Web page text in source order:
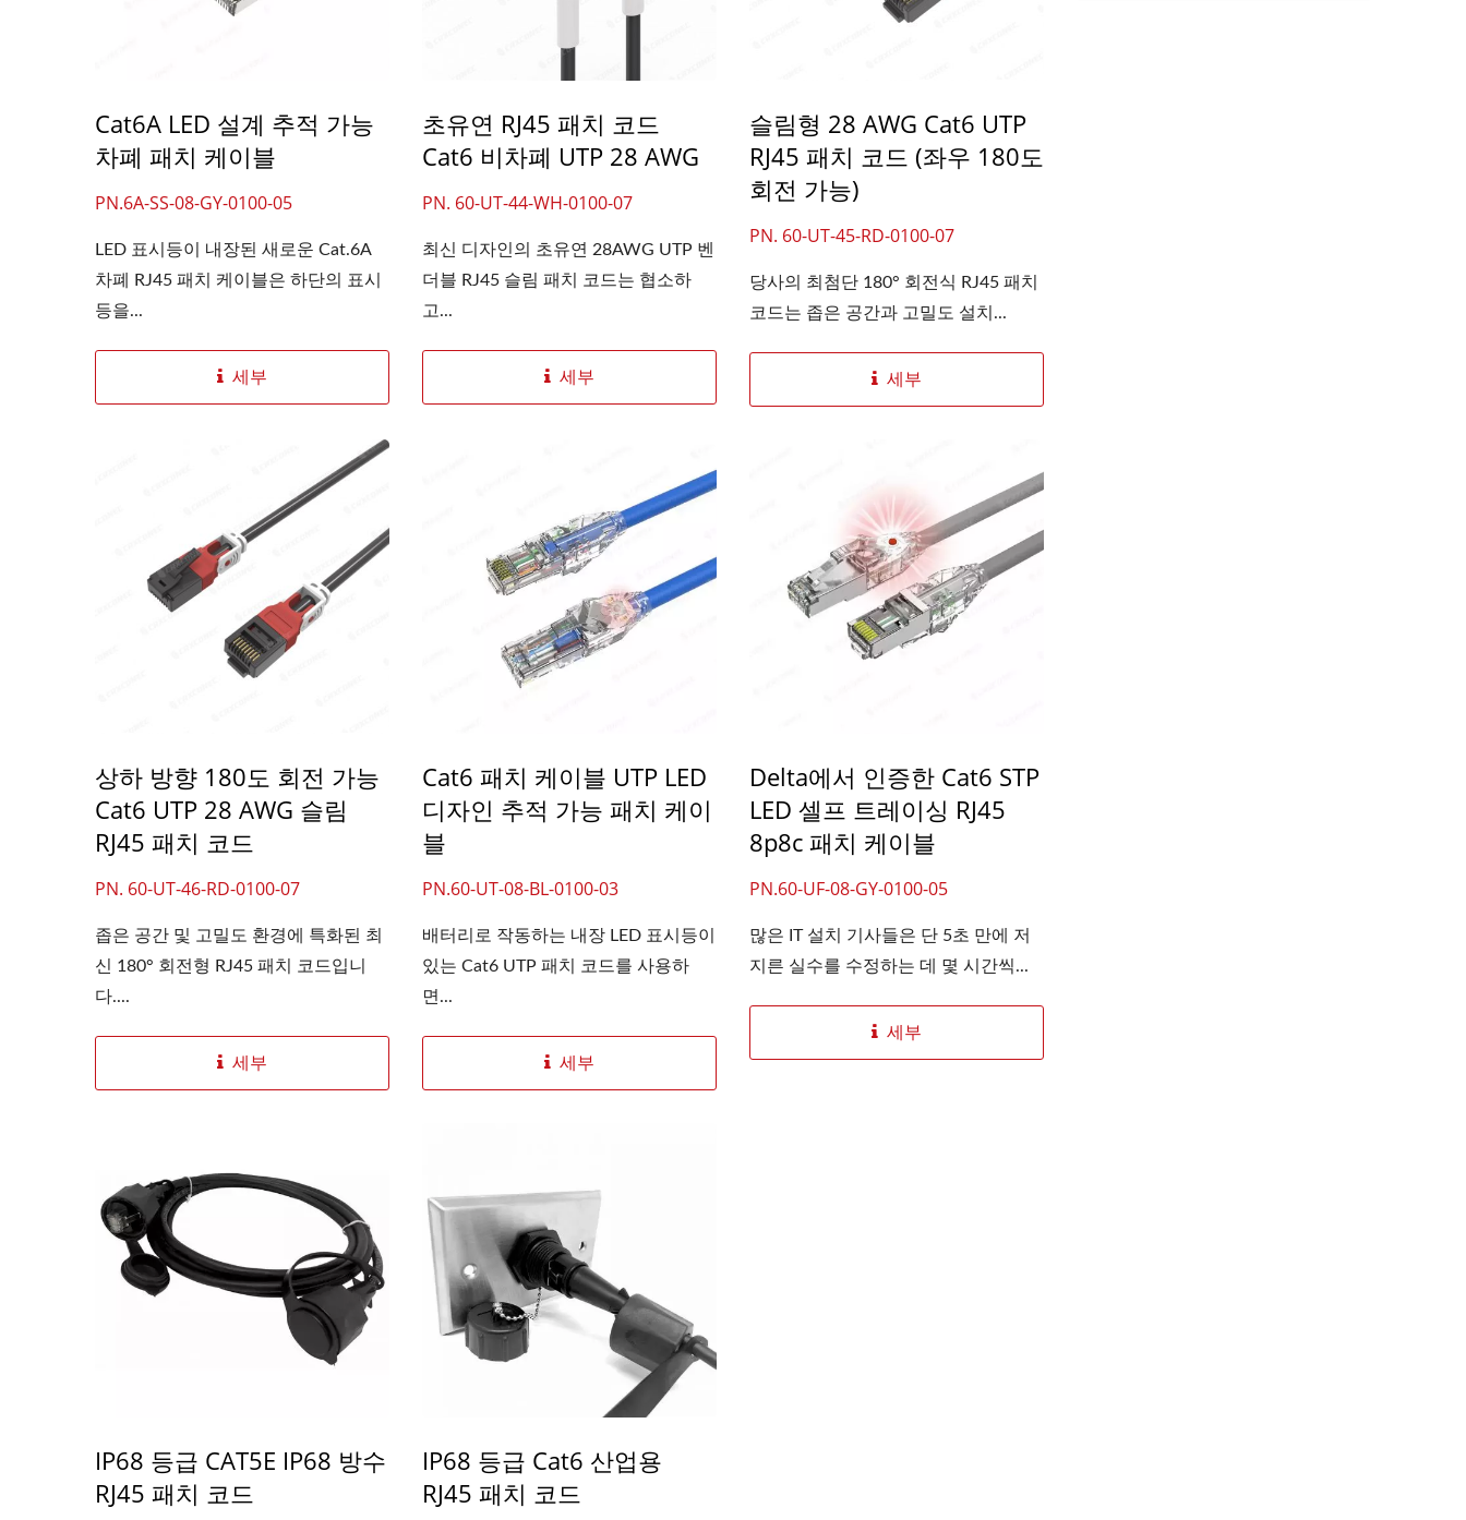
Cat6A LED 설계 추적 가능
차폐 패치 케이블
PN.6A-SS-08-GY-0100-05
LED 표시등이 내장된 새로운 Cat.6A
차폐 RJ45 패치 케이블은 하단의 표시
등을...
세부
초유연 RJ45 패치 코드
Cat6 비차폐 UTP 28 AWG
PN. 60-UT-44-WH-0100-07
최신 디자인의 초유연 28AWG UTP 벤
더블 RJ45 슬림 패치 코드는 협소하
고...
세부
슬림형 28 AWG Cat6 UTP
RJ45 패치 코드 (좌우 180도
회전 가능)
PN. 60-UT-45-RD-0100-07
당사의 최첨단 180° 회전식 RJ45 패치
코드는 좁은 공간과 고밀도 설치...
세부
상하 방향 180도 회전 가능
Cat6 UTP 28 AWG 슬림
RJ45 패치 코드
PN. 60-UT-46-RD-0100-07
좁은 공간 및 고밀도 환경에 특화된 최
신 180° 회전형 RJ45 패치 코드입니
다....
세부
Cat6 패치 케이블 UTP LED
디자인 추적 가능 패치 케이
블
PN.60-UT-08-BL-0100-03
배터리로 작동하는 내장 LED 표시등이
있는 Cat6 UTP 패치 코드를 사용하
면...
세부
Delta에서 인증한 Cat6 STP
LED 셀프 트레이싱 RJ45
8p8c 패치 케이블
PN.60-UF-08-GY-0100-05
많은 IT 설치 기사들은 단 5초 만에 저
지른 실수를 수정하는 데 몇 시간씩...
세부
IP68 등급 CAT5E IP68 방수
RJ45 패치 코드
IP68 등급 Cat6 산업용
RJ45 패치 코드